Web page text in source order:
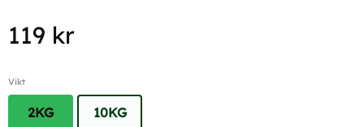
119 kr
Vikt
2KG 10KG